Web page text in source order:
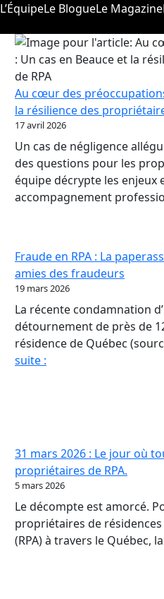
L’ÉquipeLe BlogueLe Magazine
Au cœur des
la résilience des
17 avril 2026
Un cas de négligence
des questions pour les
équipe décrypte les enjeux
accompagnement
Fraude en RPA : La
amies des fraudeurs
19 mars 2026
La récente condamnation
détournement de près de
résidence de Québec
suite :
et
l’opacité,
amies
des
fraudeurs
31 mars 2026 : Le jour où
propriétaires de RPA.
5 mars 2026
Le décompte est amorcé.
propriétaires de
(RPA) à travers le Québec,